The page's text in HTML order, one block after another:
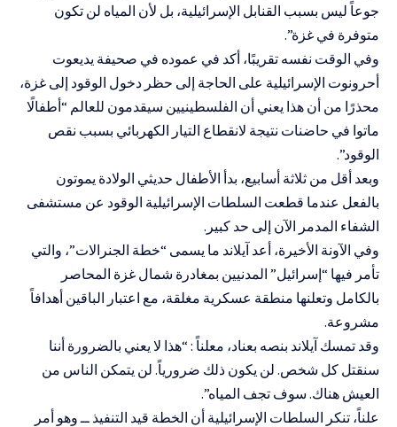
جوعاً ليس بسبب القنابل الإسرائيلية، بل لأن المياه لن تكون
متوفرة في غزة”.
وفي الوقت نفسه تقريبًا، أكد في عموده في صحيفة يديعوت
أحرونوت الإسرائيلية على الحاجة إلى حظر دخول الوقود إلى غزة،
محذرًا من أن هذا يعني أن الفلسطينيين سيقدمون للعالم “أطفالًا
ماتوا في حاضنات نتيجة لانقطاع التيار الكهربائي بسبب نقص
الوقود”.
وبعد أقل من ثلاثة أسابيع، بدأ الأطفال حديثي الولادة يموتون
بالفعل عندما قطعت السلطات الإسرائيلية الوقود عن مستشفى
الشفاء المدمر الآن إلى حد كبير.
وفي الآونة الأخيرة، أعد آيلاند ما يسمى “خطة الجنرالات”، والتي
تأمر فيها “إسرائيل” المدنيين بمغادرة شمال غزة المحاصر
بالكامل وتعلنها منطقة عسكرية مغلقة، مع اعتبار الباقين أهدافاً
مشروعة.
وقد تمسك آيلاند بنصه بعناد، معلناً : “هذا لا يعني بالضرورة أننا
سنقتل كل شخص. لن يكون ذلك ضرورياً. لن يتمكن الناس من
العيش هناك. سوف تجف المياه”.
علناً، تنكر السلطات الإسرائيلية أن الخطة قيد التنفيذ ــ وهو أمر